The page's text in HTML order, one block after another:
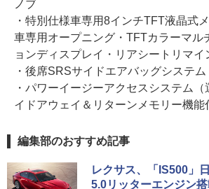
ノブ
・特別仕様車専用8インチTFT液晶式
車専用オープニング・TFTカラーマル
ョンディスプレイ・リアシートリマイ
・後席SRSサイドエアバッグシステム
・パワーイージーアクセスシステム
イドアウェイ＆リターンメモリー機能
編集部のおすすめ記事
レクサス、「IS500」
5.0リッターエンジン